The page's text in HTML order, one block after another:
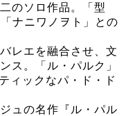
のソロ作品。「型
ナニワノヲト」との
レエを融合させ、文
ス。「ル・パルク」
ィックなパ・ド・ド
ュの名作『ル・パル